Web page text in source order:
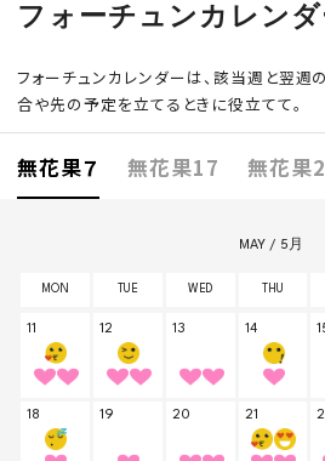
フォーチュンカレン
フォーチュンカレンダーは、該当週と翌週
合や先の予定を立てるときに役立てて。
無花果７ 無花果17 無花果